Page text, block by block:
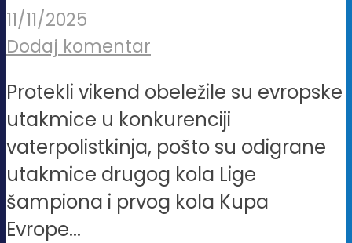
11/11/2025
Dodaj komentar
Protekli vikend obeležile su evropske
utakmice u konkurenciji
vaterpolistkinja, pošto su odigrane
utakmice drugog kola Lige
šampiona i prvog kola Kupa
Evrope...